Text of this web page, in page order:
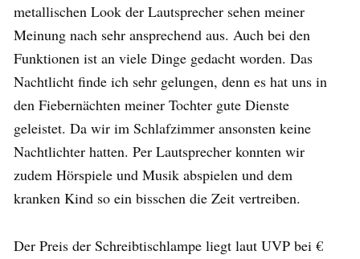
metallischen Look der Lautsprecher sehen meiner
Meinung nach sehr ansprechend aus. Auch bei den
Funktionen ist an viele Dinge gedacht worden. Das
Nachtlicht finde ich sehr gelungen, denn es hat uns in
den Fiebernächten meiner Tochter gute Dienste
geleistet. Da wir im Schlafzimmer ansonsten keine
Nachtlichter hatten. Per Lautsprecher konnten wir
zudem Hörspiele und Musik abspielen und dem
kranken Kind so ein bisschen die Zeit vertreiben.
Der Preis der Schreibtischlampe liegt laut UVP bei €